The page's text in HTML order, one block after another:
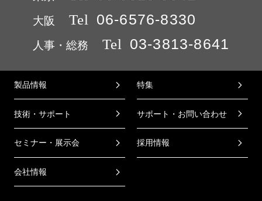
大阪 Tel 06-6576-8330
人事・総務 Tel 03-3813-8641
製品情報 特集
技術・サポート サポート・お問い合わせ
セミナー・展示会 採用情報
会社情報